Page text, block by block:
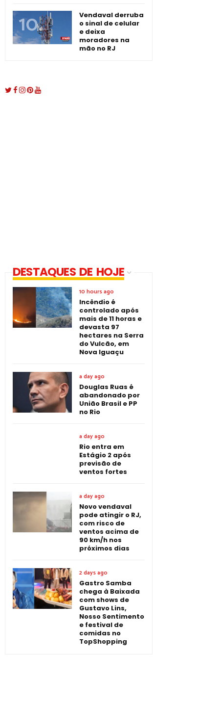
Vendaval derruba
o sinal de celular
e deixa
moradores na
mão no RJ
DESTAQUES DE HOJE
10 hours ago
Incêndio é
controlado após
mais de 11 horas e
devasta 97
hectares na Serra
do Vulcão, em
Nova Iguaçu
a day ago
Douglas Ruas é
abandonado por
União Brasil e PP
no Rio
a day ago
Rio entra em
Estágio 2 após
previsão de
ventos fortes
a day ago
Novo vendaval
pode atingir o RJ,
com risco de
ventos acima de
90 km/h nos
próximos dias
2 days ago
Gastro Samba
chega à Baixada
com shows de
Gustavo Lins,
Nosso Sentimento
e festival de
comidas no
TopShopping